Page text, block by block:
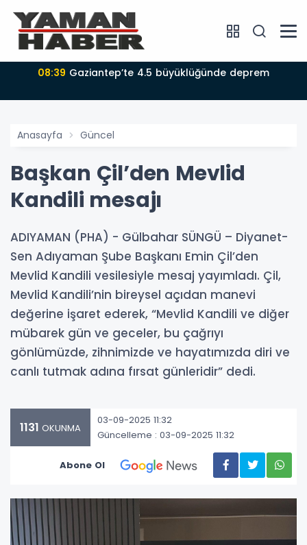
08:39 Gaziantep’te 4.5 büyüklüğünde deprem
Anasayfa Güncel
Başkan Çil’den Mevlid
Kandili mesajı
ADIYAMAN (PHA) - Gülbahar SÜNGÜ – Diyanet-
Sen Adıyaman Şube Başkanı Emin Çil’den
Mevlid Kandili vesilesiyle mesaj yayımladı. Çil,
Mevlid Kandili’nin bireysel açıdan manevi
değerine işaret ederek, “Mevlid Kandili ve diğer
mübarek gün ve geceler, bu çağrıyı
gönlümüzde, zihnimizde ve hayatımızda diri ve
canlı tutmak adına fırsat günleridir” dedi.
1131 OKUNMA
03-09-2025 11:32
Güncelleme : 03-09-2025 11:32
Abone Ol